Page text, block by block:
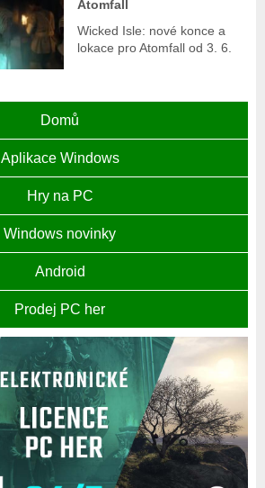
Atomfall
Wicked Isle: nové konce a
lokace pro Atomfall od 3. 6.
Domů
Aplikace Windows
Hry na PC
Windows novinky
Android
Prodej PC her